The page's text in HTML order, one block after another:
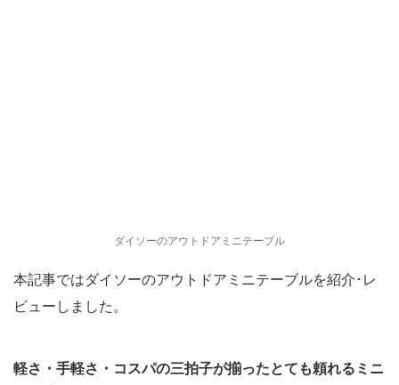
ダイソーのアウトドアミニテーブル
本記事ではダイソーのアウトドアミニテーブルを紹介･レ
ビューしました。
軽さ・手軽さ・コスパの三拍子が揃ったとても頼れるミニ